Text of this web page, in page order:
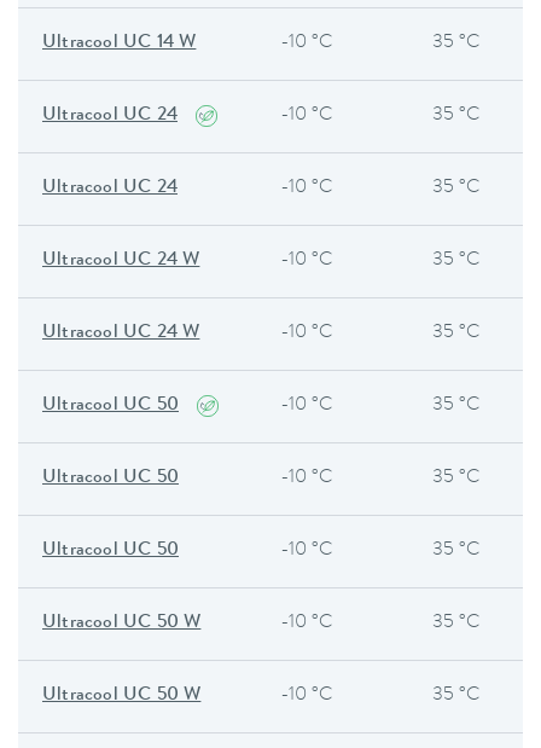
Ultracool UC 14 W -10 °C 35 °C
Ultracool UC 24 -10 °C 35 °C
Ultracool UC 24 -10 °C 35 °C
Ultracool UC 24 W -10 °C 35 °C
Ultracool UC 24 W -10 °C 35 °C
Ultracool UC 50 -10 °C 35 °C
Ultracool UC 50 -10 °C 35 °C
Ultracool UC 50 -10 °C 35 °C
Ultracool UC 50 W -10 °C 35 °C
Ultracool UC 50 W -10 °C 35 °C